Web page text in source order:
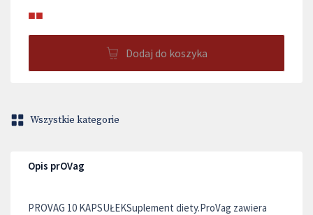
■■
Dodaj do koszyka
Wszystkie kategorie
Opis prOVag
PROVAG 10 KAPSUŁEKSuplement diety.ProVag zawiera